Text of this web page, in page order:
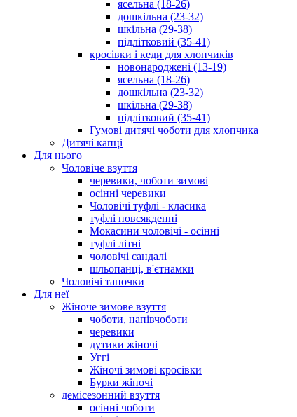
ясельна (18-26)
дошкільна (23-32)
шкільна (29-38)
підлітковий (35-41)
кросівки і кеди для хлопчиків
новонароджені (13-19)
ясельна (18-26)
дошкільна (23-32)
шкільна (29-38)
підлітковий (35-41)
Гумові дитячі чоботи для хлопчика
Дитячі капці
Для нього
Чоловіче взуття
черевики, чоботи зимові
осінні черевики
Чоловічі туфлі - класика
туфлі повсякденні
Мокасини чоловічі - осінні
туфлі літні
чоловічі сандалі
шльопанці, в'єтнамки
Чоловічі тапочки
Для неї
Жіноче зимове взуття
чоботи, напівчоботи
черевики
дутики жіночі
Уггі
Жіночі зимові кросівки
Бурки жіночі
демісезонний взуття
осінні чоботи